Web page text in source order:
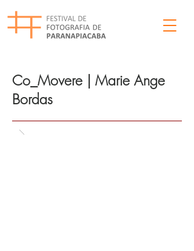
Co_Movere | Marie Ange
Bordas